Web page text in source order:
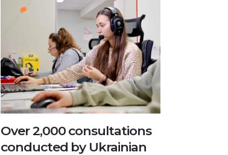
Over 2,000 consultations
conducted by Ukrainian